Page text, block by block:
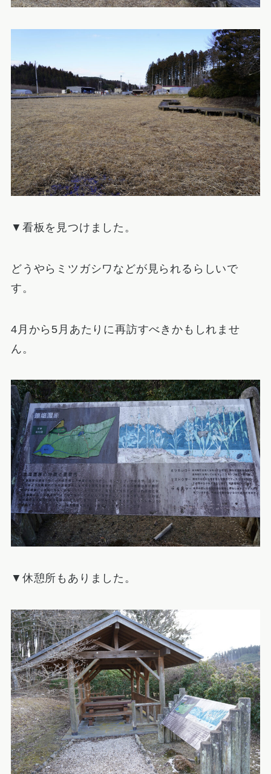
▼看板を見つけました。
どうやらミツガシワなどが見られるらしいで
す。
4月から5月あたりに再訪すべきかもしれませ
ん。
▼休憩所もありました。